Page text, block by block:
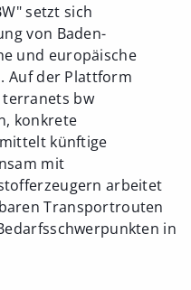
setzt sich
von Baden-
und europäische
Auf der Plattform
bw
konkrete
künftige
mit
arbeitet
Transportrouten
in